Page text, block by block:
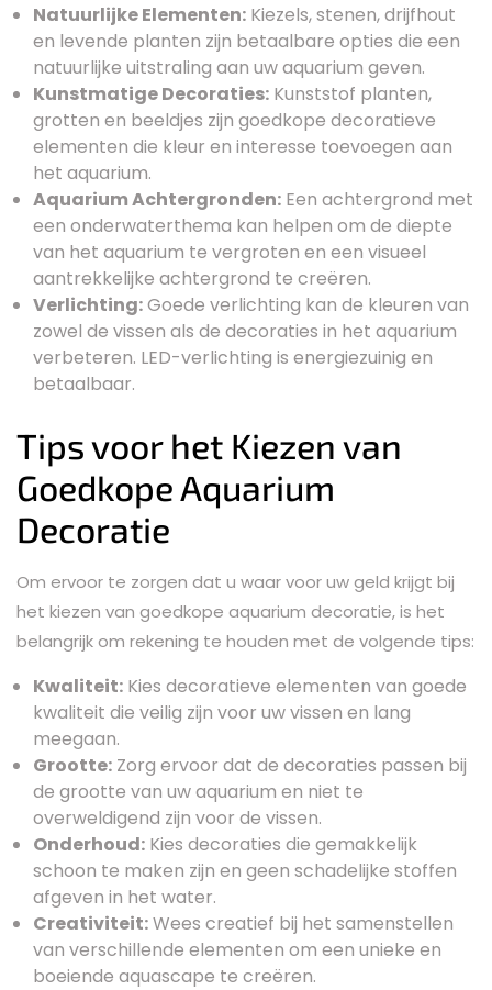
Natuurlijke Elementen: Kiezels, stenen, drijfhout
en levende planten zijn betaalbare opties die een
natuurlijke uitstraling aan uw aquarium geven.
Kunstmatige Decoraties: Kunststof planten,
grotten en beeldjes zijn goedkope decoratieve
elementen die kleur en interesse toevoegen aan
het aquarium.
Aquarium Achtergronden: Een achtergrond met
een onderwaterthema kan helpen om de diepte
van het aquarium te vergroten en een visueel
aantrekkelijke achtergrond te creëren.
Verlichting:Goede verlichting kan de kleuren van
zowel de vissen als de decoraties in het aquarium
verbeteren. LED-verlichting is energiezuinig en
betaalbaar.
Tips voor het Kiezen van
Goedkope Aquarium
Decoratie
Om ervoor te zorgen dat u waar voor uw geld krijgt bij
het kiezen van goedkope aquarium decoratie, is het
belangrijk om rekening te houden met de volgende tips:
Kwaliteit: Kies decoratieve elementen van goede
kwaliteit die veilig zijn voor uw vissen en lang
meegaan.
Grootte: Zorg ervoor dat de decoraties passen bij
de grootte van uw aquarium en niet te
overweldigend zijn voor de vissen.
Onderhoud: Kies decoraties die gemakkelijk
schoon te maken zijn en geen schadelijke stoffen
afgeven in het water.
Creativiteit:Wees creatief bij het samenstellen
van verschillende elementen om een unieke en
boeiende aquascape te creëren.